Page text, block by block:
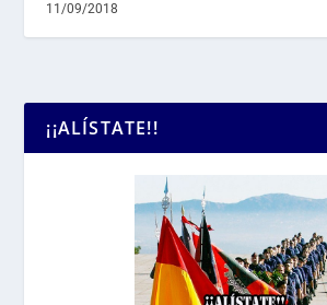
11/09/2018
¡¡ALÍSTATE!!